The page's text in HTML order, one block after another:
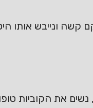
קשה ונייבש אותו
את הקוביות